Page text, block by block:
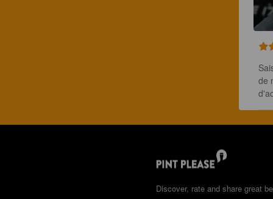
de
Discover, rate and share great